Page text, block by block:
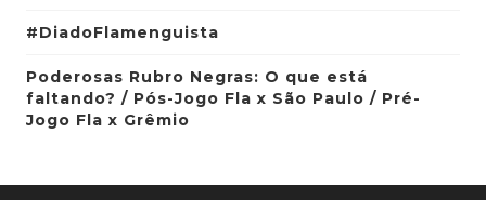
#DiadoFlamenguista
Poderosas Rubro Negras: O que está
faltando? / Pós-Jogo Fla x São Paulo / Pré-
Jogo Fla x Grêmio